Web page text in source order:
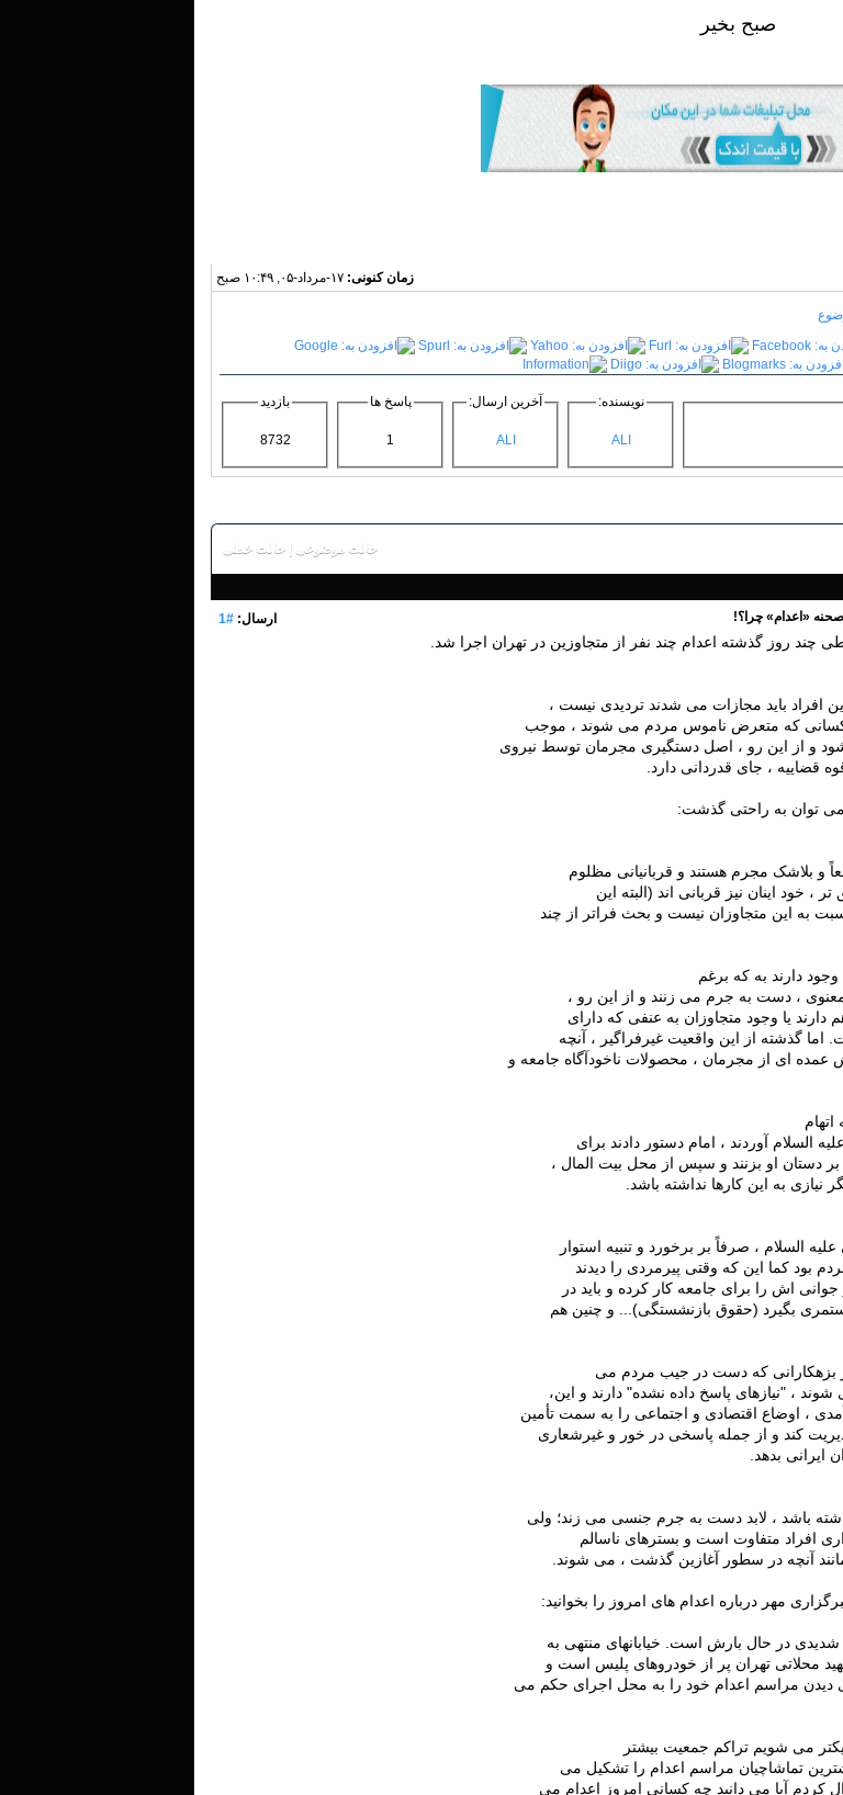
صبح بخير
زمان کنونی: ۱۷-مرداد-۰۵, ۱۰:۴۹ صبح
نویسنده:
ALI
آخرین ارسال:
ALI
پاسخ ها
1
بازدید
8732
حالت موضوعی حالت خطی
ارسال: #1 «اعدام» چرا؟!
چند روز گذشته اعدام چند نفر از متجاوزین در تهران اجرا شد.
افراد باید مجازات می شدند تردیدی نیست ،
کسانی که متعرض ناموس مردم می شوند ، موجب
و از این رو ، اصل دستگیری مجرمان توسط نیروی
قضاییه ، جای قدردانی دارد.
نمی توان به راحتی گذشت:
و بلاشک مجرم هستند و قربانیانی مظلوم
، خود اینان نیز قربانی اند (البته این
به این متجاوزان نیست و بحث فراتر از چند
دارند به که برغم
، دست به جرم می زنند و از این رو ،
یا وجود متجاوزان به عنفی که دارای
گذشته از این واقعیت غیرفراگیر ، آنچه
ای از مجرمان ، محصولات ناخودآگاه جامعه و
السلام آوردند ، امام دستور دادند برای
بر دستان او بزنند و سپس از محل بیت المال ،
نیازی به این کارها نداشته باشد.
السلام ، صرفاً بر برخورد و تنبیه استوار
بود کما این که وقتی پیرمردی را دیدند
اش را برای جامعه کار کرده و باید در
بگیرد (حقوق بازنشستگی)... و چنین هم
بزهکارانی که دست در جیب مردم می
، "نیازهای پاسخ داده نشده" دارند و این،
، اوضاع اقتصادی و اجتماعی را به سمت تأمین
کند و از جمله پاسخی در خور و غیرشعاری
بدهد.
باشد ، لابد دست به جرم جنسی می زند؛ ولی
افراد متفاوت است و بسترهای ناسالم
آنچه در سطور آغازین گذشت ، می شوند.
محلاتی تهران پر از خودروهای پلیس است و
دیدن مراسم اعدام خود را به محل اجرای حکم می
می شویم تراکم جمعیت بیشتر
تماشاچیان مراسم اعدام را تشکیل می
کردم آیا می دانید چه کسانی امروز اعدام می